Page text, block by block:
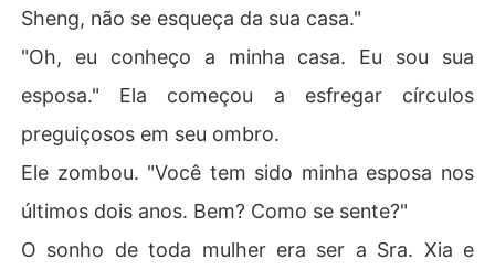
Sheng, não se esqueça da sua casa."
"Oh, eu conheço a minha casa. Eu sou sua
esposa." Ela começou a esfregar círculos
preguiçosos em seu ombro.
Ele zombou. "Você tem sido minha esposa nos
últimos dois anos. Bem? Como se sente?"
O sonho de toda mulher era ser a Sra. Xia e